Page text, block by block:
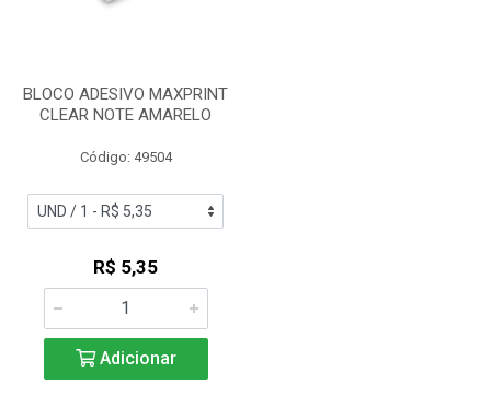
BLOCO ADESIVO MAXPRINT
CLEAR NOTE AMARELO
Código: 49504
R$ 5,35
Adicionar